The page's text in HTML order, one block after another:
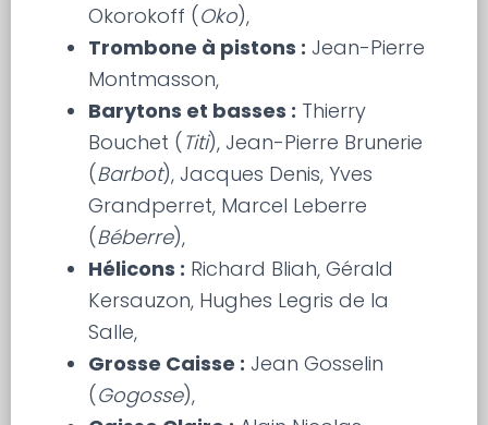
Okorokoff (Oko),
Trombone à pistons : Jean-Pierre
Montmasson,
Barytons et basses : Thierry
Bouchet ( Titi), Jean-Pierre Brunerie
(Barbot), Jacques Denis, Yves
Grandperret, Marcel Leberre
(Béberre),
Hélicons : Richard Bliah, Gérald
Kersauzon, Hughes Legris de la
Salle,
Grosse Caisse : Jean Gosselin
(Gogosse),